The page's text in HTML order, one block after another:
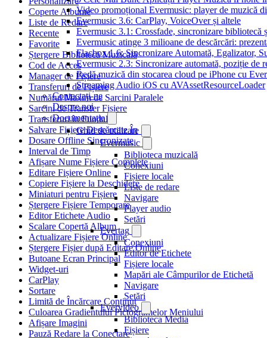
Video promoțional Evermusic: player de muzică
Evermusic 3.6: CarPlay, VoiceOver și altele
Evermusic 3.1: Crossfade, sincronizare bibliotecă
Evermusic atinge 3 milioane de descărcări:
Flacbox 1.6: Sincronizare Automată, Egalizator,
Evermusic 2.3: Sincronizare automată, poziție de
Redă muzică din stocarea cloud pe iPhone cu
Streaming Audio iOS cu AVAssetResourceLoader
Contactați-ne
Despre noi
Documentație
Ghid de utilizare
Evermusic
Biblioteca muzicală
Conexiuni
Fișiere locale
Liste de redare
Navigare
Player audio
Setări
Evertag
Conexiuni
Editor de Etichete
Fișiere locale
Mapări ale Câmpurilor de Etichetă
Navigare
Setări
Evervideo
Biblioteca Media
Fișiere
Coperte Albume
Liste de Redare
Recente
Favorite
Ștergere Bibliotecă Muzicală
Cod de Acces
Manager de Fișiere
Transferuri de Fișiere
Numărul Maxim de Sarcini Paralele
Sarcini de Transfer Fișiere
Transferuri în Fundal
Salvare Fișiere Descărcate În
Dosare Offline Sincronizate
Interval de Timp
Afișare Nume Fișiere Complete
Editare Fișiere Online
Copiere Fișiere la Deschidere
Miniaturi pentru Fișiere
Ștergere Fișiere Temporare
Editor Etichete Audio
Scalare Copertă Album
Actualizare Fișiere Online
Ștergere Fișier după Editare Online
Butoane Ecran Principal
Widget-uri
CarPlay
Sortare
Limită de Încărcare Conținut
Culoarea Gradientului Pictogramelor Meniului
Afișare Imagini
Pauză Redare la Conectare